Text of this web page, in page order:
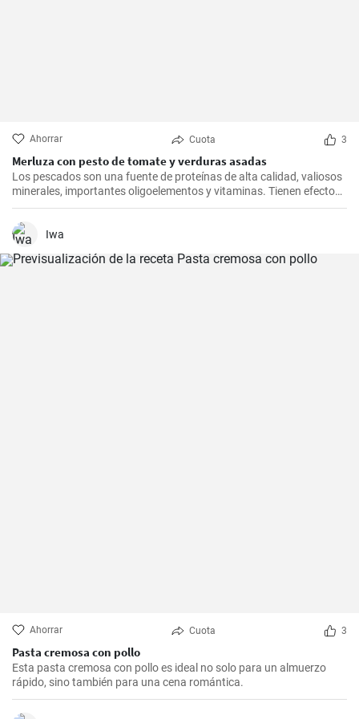
Ahorrar Cuota 3
Merluza con pesto de tomate y verduras asadas
Los pescados son una fuente de proteínas de alta calidad, valiosos
minerales, importantes oligoelementos y vitaminas. Tienen efectos
beneficiosos para el sistema cardiovascular y se recomienda
consumirlos al menos dos veces a la semana. Inspírate con nuestro
rápido almuerzo.
Iwa
Ahorrar Cuota 3
Pasta cremosa con pollo
Esta pasta cremosa con pollo es ideal no solo para un almuerzo
rápido, sino también para una cena romántica.